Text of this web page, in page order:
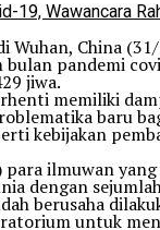
19, Wawancara
Wuhan, China
pandemi
jiwa.
memiliki
baru
kebijakan
ilmuwan
dengan
berusaha
untuk